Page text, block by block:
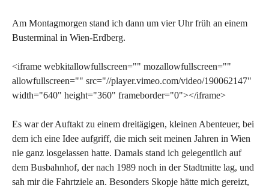
Am Montagmorgen stand ich dann um vier Uhr früh an einem
Busterminal in Wien-Erdberg.
<iframe webkitallowfullscreen="" mozallowfullscreen=""
allowfullscreen="" src="//player.vimeo.com/video/190062147"
width="640" height="360" frameborder="0"></iframe>
Es war der Auftakt zu einem dreitägigen, kleinen Abenteuer, bei
dem ich eine Idee aufgriff, die mich seit meinen Jahren in Wien
nie ganz losgelassen hatte. Damals stand ich gelegentlich auf
dem Busbahnhof, der nach 1989 noch in der Stadtmitte lag, und
sah mir die Fahrtziele an. Besonders Skopje hätte mich gereizt,